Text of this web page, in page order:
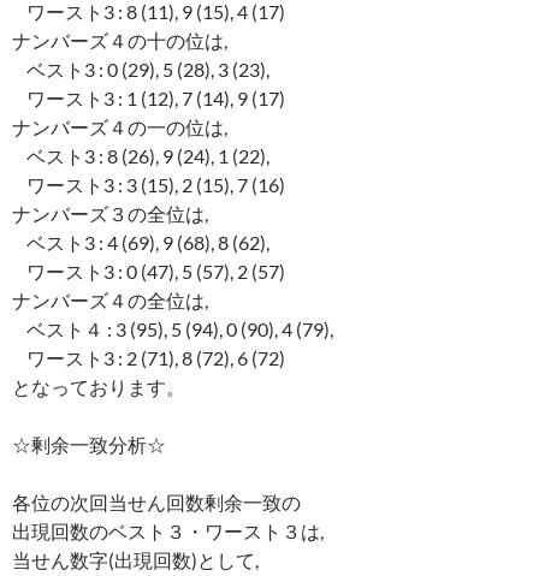
ワースト3 : 8 (11), 9 (15), 4 (17)
ナンバーズ４の十の位は,
ベスト3 : 0 (29), 5 (28), 3 (23),
ワースト3 : 1 (12), 7 (14), 9 (17)
ナンバーズ４の一の位は,
ベスト3 : 8 (26), 9 (24), 1 (22),
ワースト3 : 3 (15), 2 (15), 7 (16)
ナンバーズ３の全位は,
ベスト3 : 4 (69), 9 (68), 8 (62),
ワースト3 : 0 (47), 5 (57), 2 (57)
ナンバーズ４の全位は,
ベスト４ : 3 (95), 5 (94), 0 (90), 4 (79),
ワースト3 : 2 (71), 8 (72), 6 (72)
となっております。
☆剰余一致分析☆
各位の次回当せん回数剰余一致の
出現回数のベスト３・ワースト３は,
当せん数字(出現回数)として,